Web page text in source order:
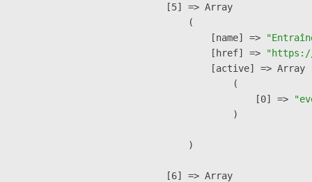
    [5] => Array
        (
            [name] =>
            [href] =>
            [active] => Array
                (
                    [0] =>
                )
        )
    [6] => Array